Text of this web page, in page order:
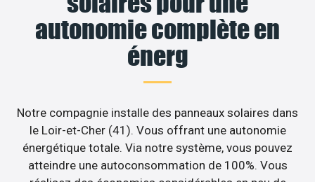
autonomie complète en
énerg
Notre compagnie installe des panneaux solaires dans
le Loir-et-Cher (41). Vous offrant une autonomie
énergétique totale. Via notre système, vous pouvez
atteindre une autoconsommation de 100%. Vous